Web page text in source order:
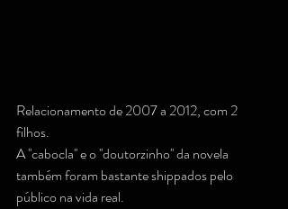
Relacionamento de 2007 a 2012, com 2
filhos.
A ''cabocla'' e o ''doutorzinho'' da novela
também foram bastante shippados pelo
público na vida real.